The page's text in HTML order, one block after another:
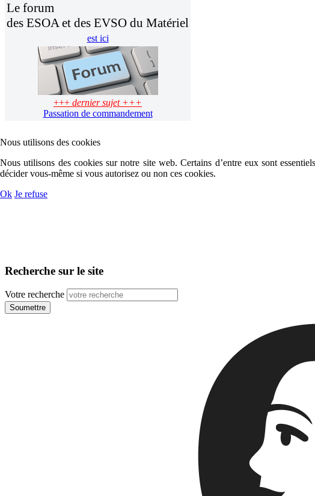
Le forum
des ESOA et des EVSO du Matériel
est ici
+++ dernier sujet +++
Passation de commandement
Recherche sur le site
Votre recherche
Soumettre
Nous utilisons des cookies
Nous utilisons des cookies sur notre site web. Certains d’entre eux sont
décider vous-même si vous autorisez ou non ces cookies.
Ok Je refuse